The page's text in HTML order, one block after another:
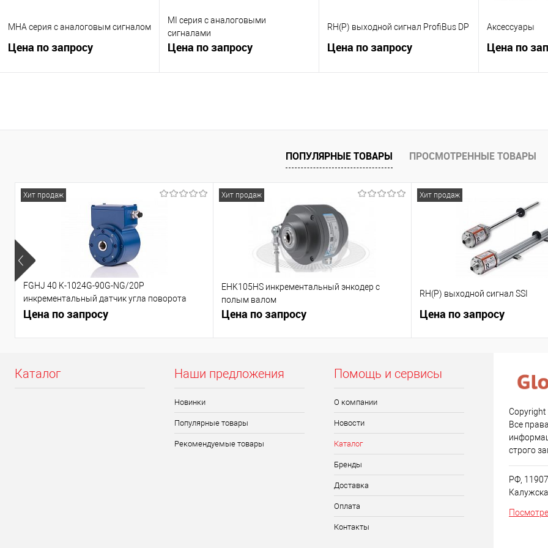
MHA серия с аналоговым сигналом
Цена по запросу
MI серия с аналоговыми
сигналами
Цена по запросу
RH(P) выходной сигнал ProfiBus DP
Цена по запросу
Аксессуары
Цена по
ПОПУЛЯРНЫЕ ТОВАРЫ ПРОСМОТРЕННЫЕ ТОВАРЫ
Хит продаж
FGHJ 40 K-1024G-90G-NG/20P
инкрементальный датчик угла поворота
(-50..+85, IP66)
Цена по запросу
Хит продаж
EHK105HS инкрементальный энкодер с
полым валом
Цена по запросу
Хит продаж
RH(P) выходной сигнал SSI
Цена по запросу
Каталог Наши предложения
Новинки
Популярные товары
Рекомендуемые товары
Помощь и сервисы
О компании
Новости
Каталог
Бренды
Доставка
Оплата
Контакты
Copyright
Все
строго
РФ,